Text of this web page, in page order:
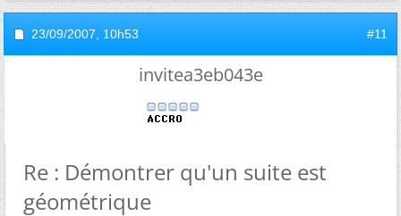
23/09/2007, 10h53 #11
invitea3eb043e
Re : Démontrer qu'un suite est
géométrique